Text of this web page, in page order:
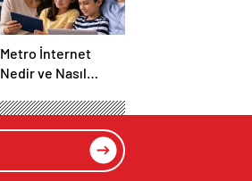
Metro İnternet
Nedir ve Nasıl